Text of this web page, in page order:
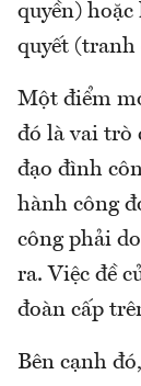
quyền)
quyết (tranh
Một điểm
đó là vai trò
đạo đình
hành công
công phải
ra. Việc đề
đoàn cấp
Bên cạnh